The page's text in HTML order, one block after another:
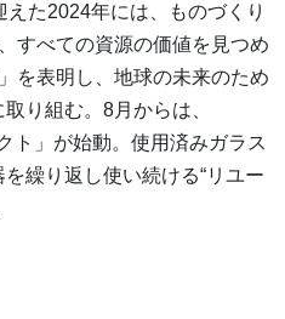
た2024年には、ものづくり
すべての資源の価値を見つめ
を表明し、地球の未来のため
り組む。8月からは、
ト」が始動。使用済みガラス
繰り返し使い続ける“リユー